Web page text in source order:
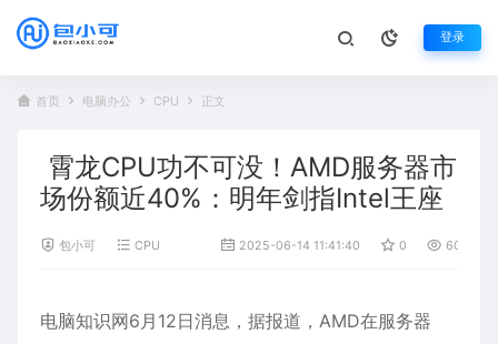
登录
首页 电脑办公 CPU 正文
霄龙CPU功不可没！AMD服务器市
场份额近40%：明年剑指Intel王座
包小可 CPU 2025-06-14 11:41:40 0 603
电脑知识网6月12日消息，据报道， AMD在服务器